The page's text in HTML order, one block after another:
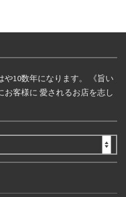
10数年になります。 《旨い
客様に 愛されるお店を志し